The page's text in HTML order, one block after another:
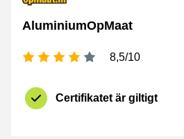
AluminiumOpMaat
8,5/10
Certifikatet är giltigt